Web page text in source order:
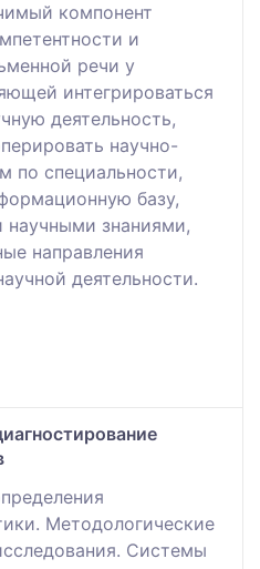
компонент
и
речи у
интегрироваться
деятельность,
научно-
по специальности,
базу,
научными знаниями,
направления
деятельности.
Методологические
Системы